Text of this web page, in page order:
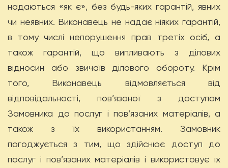
надаються «як є», без будь-яких гарантій, явних
чи неявних. Виконавець не надає ніяких гарантій,
в тому числі непорушення прав третіх осіб, а
також гарантій, що випливають з ділових
відносин або звичаїв ділового обороту. Крім
того, Виконавець відмовляється від
відповідальності, пов’язаної з доступом
Замовника до послуг і пов’язаних матеріалів, а
також з їх використанням. Замовник
погоджується з тим, що здійснює доступ до
послуг і пов’язаних матеріалів і використовує їх